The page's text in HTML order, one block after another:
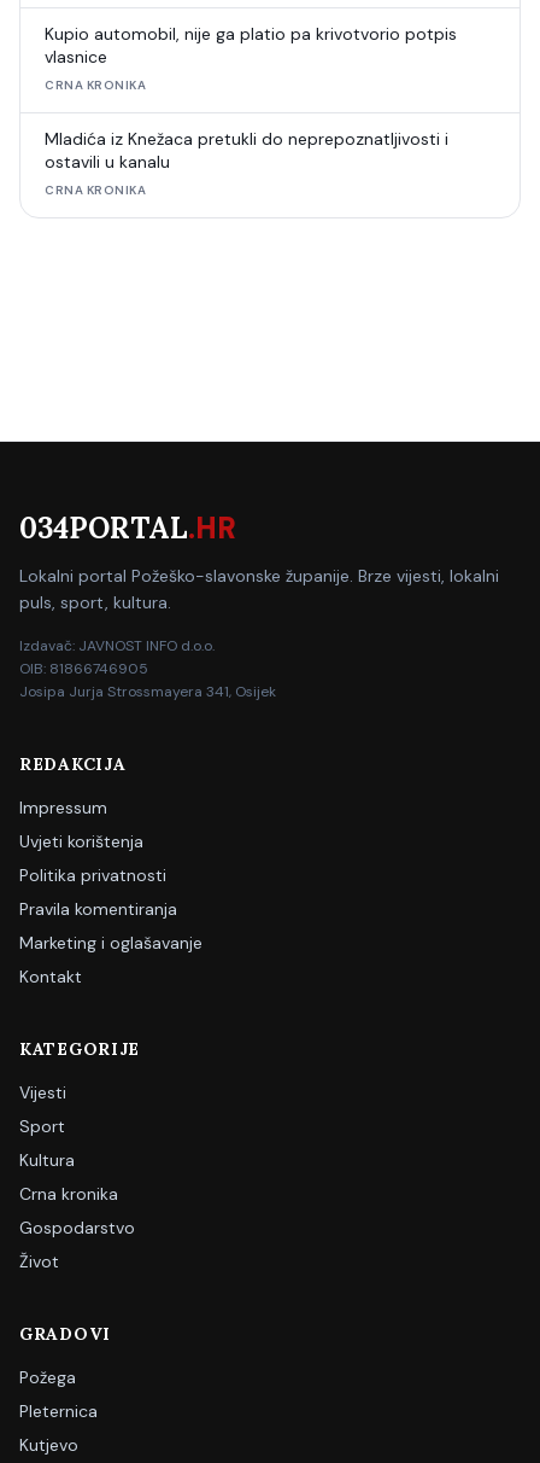
Kupio automobil, nije ga platio pa krivotvorio potpis
vlasnice
CRNA KRONIKA
Mladića iz Knežaca pretukli do neprepoznatljivosti i
ostavili u kanalu
CRNA KRONIKA
034PORTAL.HR
Lokalni portal Požeško-slavonske županije. Brze vijesti, lokalni
puls, sport, kultura.
Izdavač: JAVNOST INFO d.o.o.
OIB: 81866746905
Josipa Jurja Strossmayera 341, Osijek
REDAKCIJA
Impressum
Uvjeti korištenja
Politika privatnosti
Pravila komentiranja
Marketing i oglašavanje
Kontakt
KATEGORIJE
Vijesti
Sport
Kultura
Crna kronika
Gospodarstvo
Život
GRADOVI
Požega
Pleternica
Kutjevo